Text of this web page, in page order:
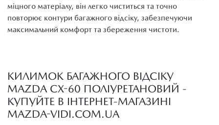
міцного матеріалу, він легко чиститься та точно
повторює контури багажного відсіку, забезпечуючи
максимальний комфорт та збереження чистоти.
КИЛИМОК БАГАЖНОГО ВІДСІКУ
MAZDA CX-60 ПОЛІУРЕТАНОВИЙ -
КУПУЙТЕ В ІНТЕРНЕТ-МАГАЗИНІ
MAZDA-VIDI.COM.UA